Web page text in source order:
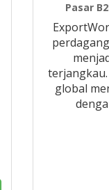
Pasar
global